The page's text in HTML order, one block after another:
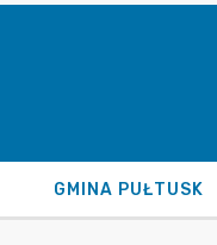
GMINA PUŁTUSK